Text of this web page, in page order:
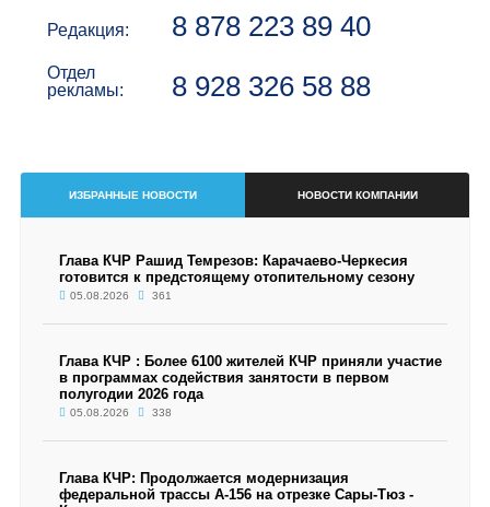
Редакция: 8 878 223 89 40
Отдел
рекламы:
8 928 326 58 88
ИЗБРАННЫЕ НОВОСТИ НОВОСТИ КОМПАНИИ
Глава КЧР Рашид Темрезов: Карачаево-Черкесия
готовится к предстоящему отопительному сезону
05.08.2026 361
Глава КЧР : Более 6100 жителей КЧР приняли участие
в программах содействия занятости в первом
полугодии 2026 года
05.08.2026 338
Глава КЧР: Продолжается модернизация
федеральной трассы А-156 на отрезке Сары-Тюз -